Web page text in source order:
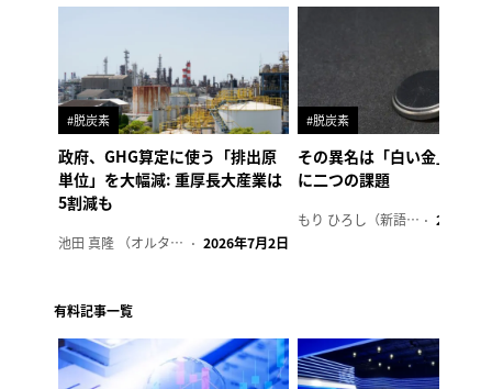
#脱炭素
政府、GHG算定に使う「排出原
単位」を大幅減: 重厚長大産業は
5割減も
池田 真隆 （オルタナ輪番編集長） 2026年7月2日
#脱炭素
その異名は「白い金」、リ
に二つの課題
もり ひろし（新語ウォッチャー） 2023年7
有料記事一覧